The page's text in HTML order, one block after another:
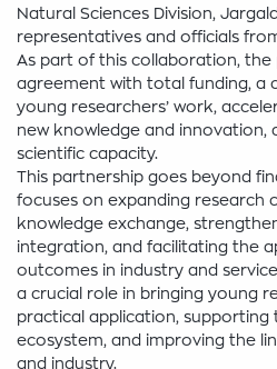
Natural Sciences Division,
representatives and officials
As part of this collaboration, the
agreement with total funding, a
young researchers’ work,
new knowledge and innovation,
scientific capacity.
This partnership goes beyond
focuses on expanding research
knowledge exchange,
integration, and facilitating the
outcomes in industry and
a crucial role in bringing young
practical application, supporting
ecosystem, and improving the
and industry.